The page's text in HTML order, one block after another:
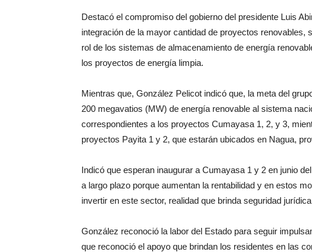
Destacó el compromiso del gobierno del presidente Luis
integración de la mayor cantidad de proyectos renovables,
rol de los sistemas de almacenamiento de energía
los proyectos de energía limpia.
Mientras que, González Pelicot indicó que, la meta del
200 megavatios (MW) de energía renovable al sistema
correspondientes a los proyectos Cumayasa 1, 2, y 3,
proyectos Payita 1 y 2, que estarán ubicados en Nagua,
Indicó que esperan inaugurar a Cumayasa 1 y 2 en junio
a largo plazo porque aumentan la rentabilidad y en estos
invertir en este sector, realidad que brinda seguridad
González reconoció la labor del Estado para seguir
que reconoció el apoyo que brindan los residentes en las